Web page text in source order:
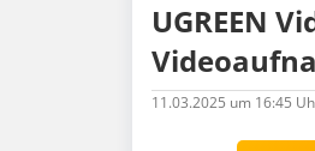
UGREEN
11.03.2025 um 16:45